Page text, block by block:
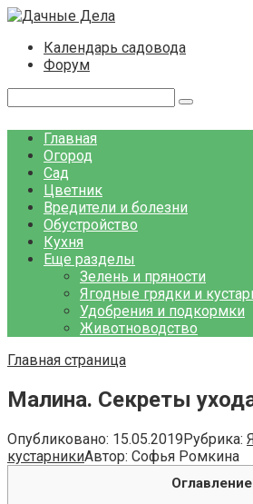
Перейти
контентуКалендарь садовода
Форум
Главная
Огород
Сад
Цветник
Вредители и болезни
Обустройство
Кухня
Еще разделы
Зелень и пряности
Ягодные грядки и
Удобрения и подкормки
Животноводство
Главная страница
Малина. Секреты
Опубликовано: 15.05.2019Рубрика:
кустарникиАвтор: Софья Ромкина